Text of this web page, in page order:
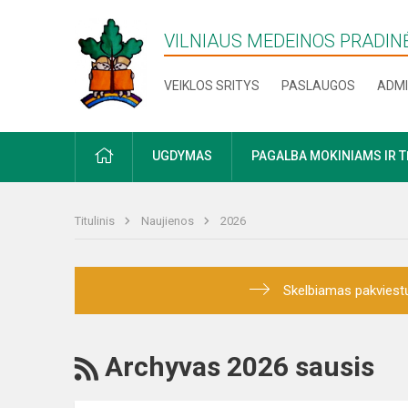
VILNIAUS MEDEINOS
VEIKLOS SRITYS PASLAUGOS
PRADŽIAUGDYMAS PAGALBA MOKINIAMS IR
Titulinis Naujienos 2026
Skelbiamas
RSS
Archyvas 2026 sausis